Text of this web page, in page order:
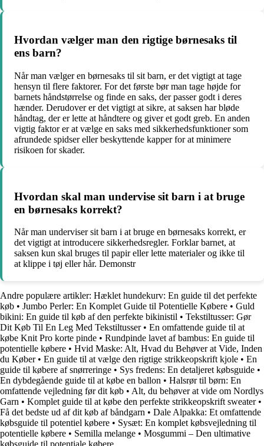
Hvordan vælger man den rigtige børnesaks til
ens barn?
Når man vælger en børnesaks til sit barn, er det vigtigt at tage
hensyn til flere faktorer. For det første bør man tage højde for
barnets håndstørrelse og finde en saks, der passer godt i deres
hænder. Derudover er det vigtigt at sikre, at saksen har bløde
håndtag, der er lette at håndtere og giver et godt greb. En anden
vigtig faktor er at vælge en saks med sikkerhedsfunktioner som
afrundede spidser eller beskyttende kapper for at minimere
risikoen for skader.
Hvordan skal man undervise sit barn i at bruge
en børnesaks korrekt?
Når man underviser sit barn i at bruge en børnesaks korrekt, er
det vigtigt at introducere sikkerhedsregler. Forklar barnet, at
saksen kun skal bruges til papir eller lette materialer og ikke til
at klippe i tøj eller hår. Demonstr
Andre populære artikler: Hæklet hundekurv: En guide til det perfekte
køb • Jumbo Perler: En Komplet Guide til Potentielle Købere • Guld
bikini: En guide til køb af den perfekte bikinistil • Tekstiltusser: Gør
Dit Køb Til En Leg Med Tekstiltusser• En omfattende guide til at
købe Knit Pro korte pinde • Rundpinde lavet af bambus: En guide til
potentielle købere • Hvid Maske: Alt, Hvad du Behøver at Vide, Inden
du Køber• En guide til at vælge den rigtige strikkeopskrift kjole • En
guide til købere af snørreringe • Sys fredens: En detaljeret købsguide •
En dybdegående guide til at købe en ballon • Halsrør til børn: En
omfattende vejledning før dit køb • Alt, du behøver at vide om Nordlys
Garn • Komplet guide til at købe den perfekte strikkeopskrift sweater•
Få det bedste ud af dit køb af båndgarn • Dale Alpakka: Et omfattende
købsguide til potentiel købere • Sysæt: En komplet købsvejledning til
potentielle købere • Semilla melange • Mosgummi – Den ultimative